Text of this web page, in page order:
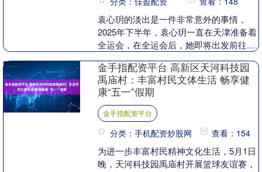
袁心玥的淡出是一件非常意外的事情，
2025年下半年，袁心玥一直在天津准备着
全运会，在全运会后，她即将出发前往费
半的合同。 可....
金手指配资平台 高新区天河科技园
禹庙村：丰富村民文体生活 畅享健
康“五一”假期
金手指配资平台
分类：手机配资炒股网 查看：154
为进一步丰富村民精神文化生活，5月1日
晚，天河科技园禹庙村开展篮球友谊赛，